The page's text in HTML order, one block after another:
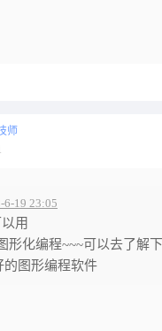
师
6-19 23:05
用
形化编程~~~可以去了解下
的图形编程软件